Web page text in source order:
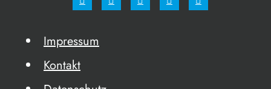
Impressum
Kontakt